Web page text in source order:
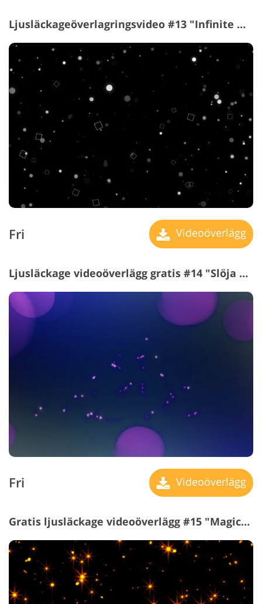
Ljusläckageöverlagringsvideo #13 "Infinite Numbers"
Fri Videoöverlägg
Ljusläckage videoöverlägg gratis #14 "Slöja av Mystery"
Fri Videoöverlägg
Gratis ljusläckage videoöverlägg #15 "Magical Sparkles"